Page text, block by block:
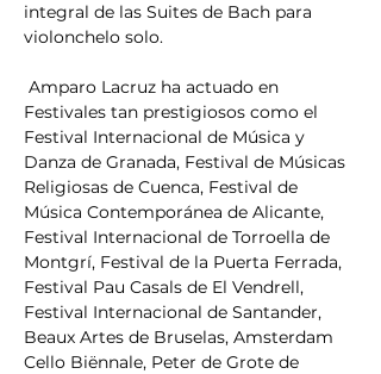
integral de las Suites de Bach para
violonchelo solo.
Festivales tan prestigiosos como el
Festival Internacional de Música y
Danza de Granada, Festival de Músicas
Religiosas de Cuenca, Festival de
Música Contemporánea de Alicante,
Festival Internacional de Torroella de
Montgrí, Festival de la Puerta Ferrada,
Festival Pau Casals de El Vendrell,
Festival Internacional de Santander,
Beaux Artes de Bruselas, Amsterdam
Cello Biënnale, Peter de Grote de